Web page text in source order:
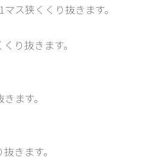
ス狭くくり抜きます。
り抜きます。
ます。
きます。